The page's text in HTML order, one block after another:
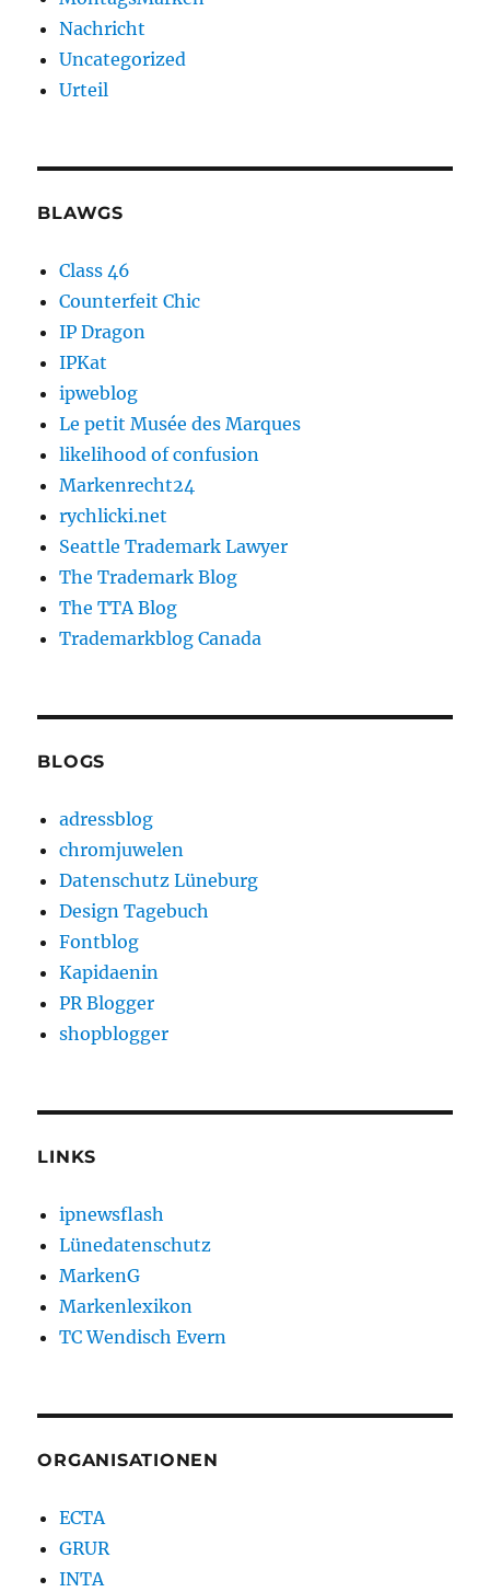
Nachricht
Uncategorized
Urteil
BLAWGS
Class 46
Counterfeit Chic
IP Dragon
IPKat
ipweblog
Le petit Musée des Marques
likelihood of confusion
Markenrecht24
rychlicki.net
Seattle Trademark Lawyer
The Trademark Blog
The TTA Blog
Trademarkblog Canada
BLOGS
adressblog
chromjuwelen
Datenschutz Lüneburg
Design Tagebuch
Fontblog
Kapidaenin
PR Blogger
shopblogger
LINKS
ipnewsflash
Lünedatenschutz
MarkenG
Markenlexikon
TC Wendisch Evern
ORGANISATIONEN
ECTA
GRUR
INTA